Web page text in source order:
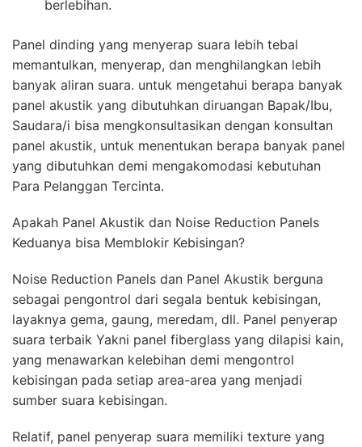
berlebihan.
Panel dinding yang menyerap suara lebih tebal
memantulkan, menyerap, dan menghilangkan lebih
banyak aliran suara. untuk mengetahui berapa banyak
panel akustik yang dibutuhkan diruangan Bapak/Ibu,
Saudara/i bisa mengkonsultasikan dengan konsultan
panel akustik, untuk menentukan berapa banyak panel
yang dibutuhkan demi mengakomodasi kebutuhan
Para Pelanggan Tercinta.
Apakah Panel Akustik dan Noise Reduction Panels
Keduanya bisa Memblokir Kebisingan?
Noise Reduction Panels dan Panel Akustik berguna
sebagai pengontrol dari segala bentuk kebisingan,
layaknya gema, gaung, meredam, dll. Panel penyerap
suara terbaik Yakni panel fiberglass yang dilapisi kain,
yang menawarkan kelebihan demi mengontrol
kebisingan pada setiap area-area yang menjadi
sumber suara kebisingan.
Relatif, panel penyerap suara memiliki texture yang